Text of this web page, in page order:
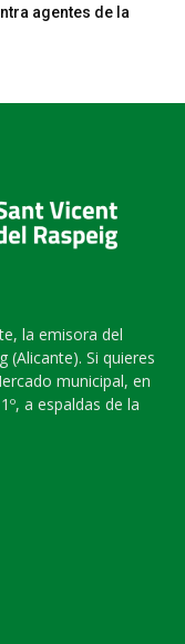
agentes de la
la emisora del
(Alicante). Si quieres
municipal, en
a espaldas de la